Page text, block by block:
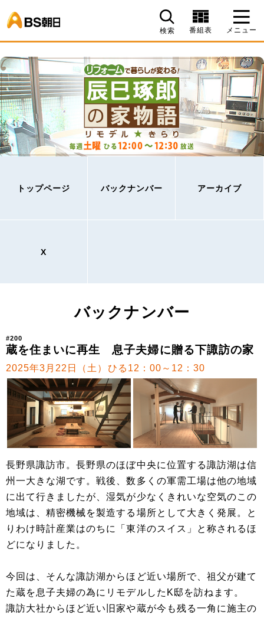
検索 番組表 メニュー
トップページ バックナンバー アーカイブ
X
バックナンバー
#200
蔵を住まいに再生 息子夫婦に贈る下諏訪の家
2025年3月22日（土）ひる12：00～12：30
長野県諏訪市。長野県のほぼ中央に位置する諏訪湖は信
州一大きな湖です。戦後、数多くの軍需工場は他の地域
に出て行きましたが、湿気が少なくきれいな空気のこの
地域は、精密機械を製造する場所として大きく発展。と
りわけ時計産業はのちに「東洋のスイス」と称されるほ
どになりました。
今回は、そんな諏訪湖からほど近い場所で、祖父が建て
た蔵を息子夫婦の為にリモデルしたK邸を訪ねます。
諏訪大社からほど近い旧家や蔵が今も残る一角に施主の